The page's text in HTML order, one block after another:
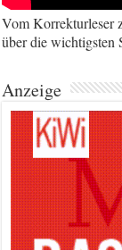
Vom Korrekturleser
über die wichtigsten
Anzeige